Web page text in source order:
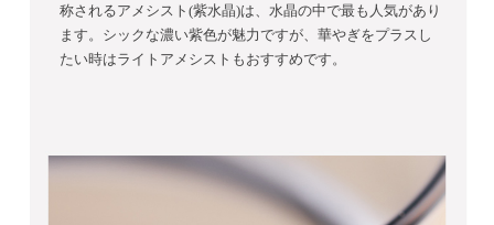
称されるアメシスト(紫水晶)は、水晶の中で最も人気があり
ます。シックな濃い紫色が魅力ですが、華やぎをプラスし
たい時はライトアメシストもおすすめです。